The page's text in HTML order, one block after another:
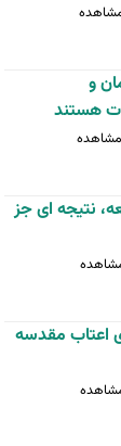
و
هستند
نتیجه ای جز
اعتاب مقدسه